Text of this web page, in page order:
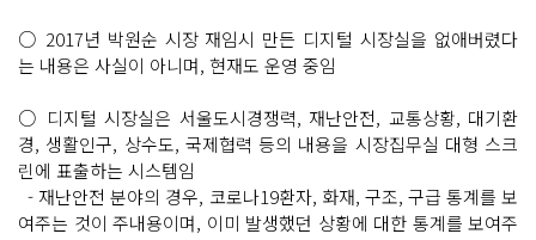
○ 2017년 박원순 시장 재임시 만든 디지털 시장실을 없애버렸다
는 내용은 사실이 아니며, 현재도 운영 중임
○ 디지털 시장실은 서울도시경쟁력, 재난안전, 교통상황, 대기환
경, 생활인구, 상수도, 국제협력 등의 내용을 시장집무실 대형 스크
린에 표출하는 시스템임
- 재난안전 분야의 경우, 코로나19환자, 화재, 구조, 구급 통계를 보
여주는 것이 주내용이며, 이미 발생했던 상황에 대한 통계를 보여주